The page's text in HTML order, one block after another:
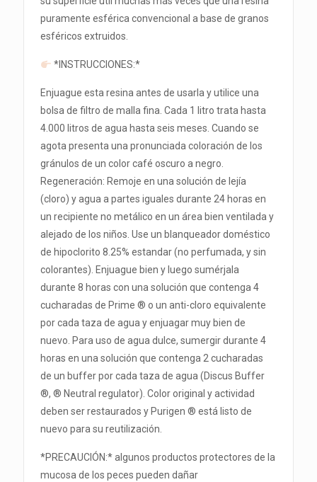
puramente esférica convencional a base de granos
esféricos extruidos.
*INSTRUCCIONES:*
Enjuague esta resina antes de usarla y utilice una
bolsa de filtro de malla fina. Cada 1 litro trata hasta
4.000 litros de agua hasta seis meses. Cuando se
agota presenta una pronunciada coloración de los
gránulos de un color café oscuro a negro.
Regeneración: Remoje en una solución de lejía
(cloro) y agua a partes iguales durante 24 horas en
un recipiente no metálico en un área bien ventilada y
alejado de los niños. Use un blanqueador doméstico
de hipoclorito 8.25% estandar (no perfumada, y sin
colorantes). Enjuague bien y luego sumérjala
durante 8 horas con una solución que contenga 4
cucharadas de Prime ® o un anti-cloro equivalente
por cada taza de agua y enjuagar muy bien de
nuevo. Para uso de agua dulce, sumergir durante 4
horas en una solución que contenga 2 cucharadas
de un buffer por cada taza de agua (Discus Buffer
®, ® Neutral regulator). Color original y actividad
deben ser restaurados y Purigen ® está listo de
nuevo para su reutilización.
*PRECAUCIÓN:* algunos productos protectores de la
mucosa de los peces pueden dañar